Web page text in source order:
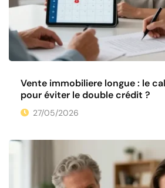
Vente immobiliere longue : le
pour éviter le double crédit ?
27/05/2026